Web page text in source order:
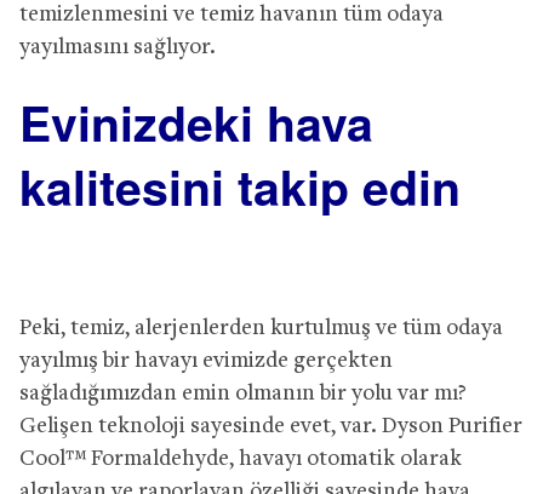
temizlenmesini ve temiz havanın tüm odaya
yayılmasını sağlıyor.
Evinizdeki hava
kalitesini takip edin
Peki, temiz, alerjenlerden kurtulmuş ve tüm odaya
yayılmış bir havayı evimizde gerçekten
sağladığımızdan emin olmanın bir yolu var mı?
Gelişen teknoloji sayesinde evet, var. Dyson Purifier
Cool™ Formaldehyde, havayı otomatik olarak